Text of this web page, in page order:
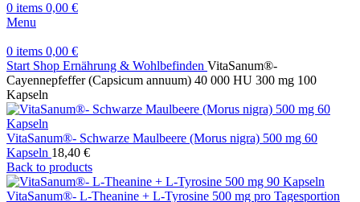
0 items 0,00 €
Menu
0 items 0,00 €
Start Shop Ernährung & Wohlbefinden VitaSanum®-
Cayennepfeffer (Capsicum annuum) 40 000 HU 300 mg 100
Kapseln
VitaSanum®- Schwarze Maulbeere (Morus nigra) 500 mg 60
Kapseln 18,40 €
Back to products
VitaSanum®- L-Theanine + L-Tyrosine 500 mg pro Tagesportion